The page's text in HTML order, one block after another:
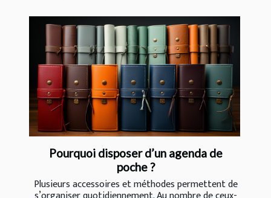
Pourquoi disposer d’un agenda de
poche ?
Plusieurs accessoires et méthodes permettent de